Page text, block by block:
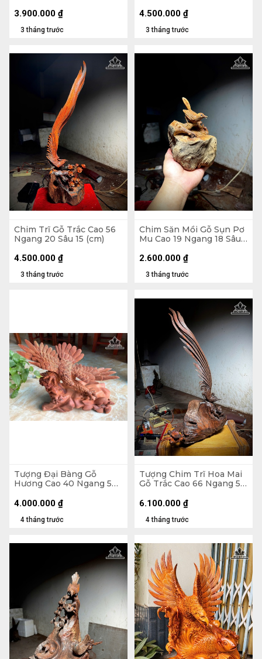
3 tháng trước
3.900.000 ₫
3 tháng trước
4.500.000 ₫
Chim Trĩ Gỗ Trắc Cao 56
Ngang 20 Sâu 15 (cm)
3 tháng trước
4.500.000 ₫
Chim Săn Mồi Gỗ Sụn Pơ
Mu Cao 19 Ngang 18 Sâu
3 tháng trước
2.600.000 ₫
Tượng Đại Bàng Gỗ
Hương Cao 40 Ngang 52
4 tháng trước
4.000.000 ₫
Tượng Chim Trĩ Hoa Mai
Gỗ Trắc Cao 66 Ngang 50
4 tháng trước
6.100.000 ₫